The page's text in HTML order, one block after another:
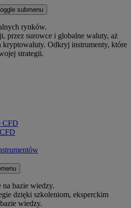
submenu
rynków.
przez surowce i globalne waluty, aż
Odkryj instrumenty, które
strategii.
CFD
bazie wiedzy.
dzięki szkoleniom, eksperckim
wiedzy.